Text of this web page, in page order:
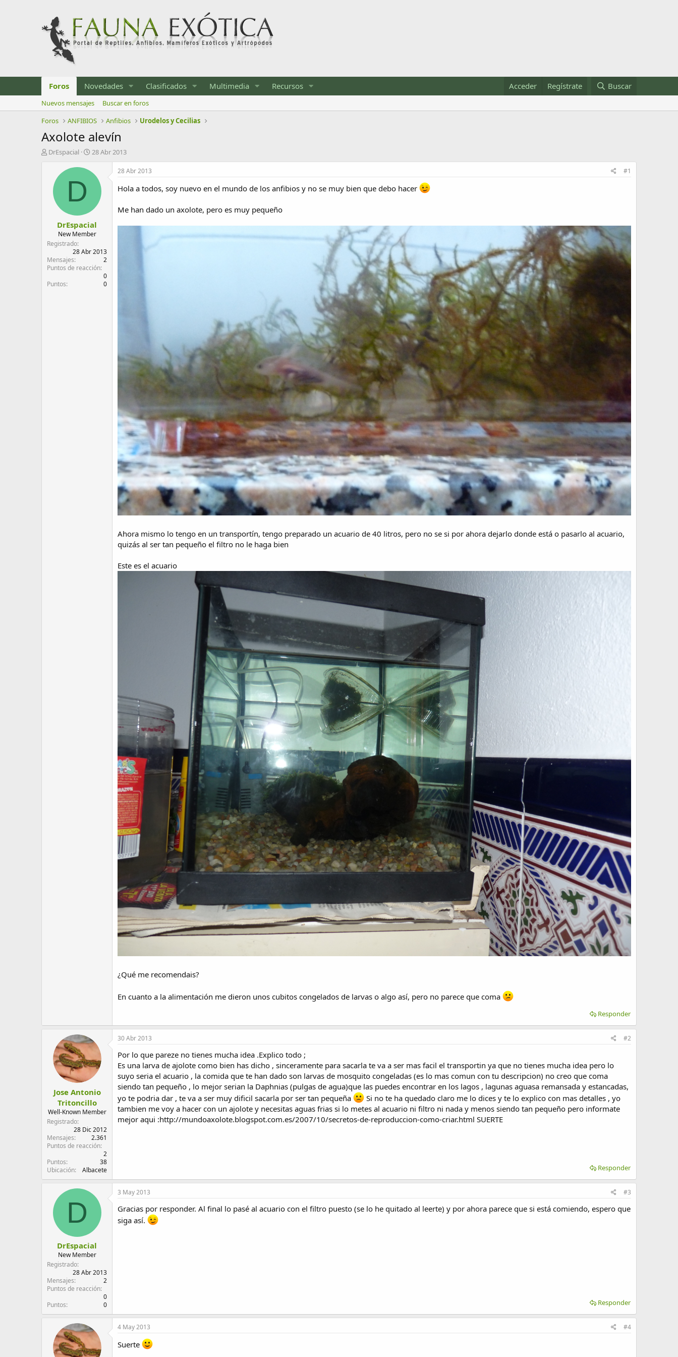
Foros Novedades Clasificados Multimedia Recursos Acceder Regístrate Buscar
Nuevos mensajes
Buscar en foros
Foros
ANFIBIOS Anfibios Urodelos y Cecilias
Axolote alevín
I
e
t
e
a
DrEspacial
F
c
e
n
i
28 Abr 2013
D
DrEspacial
New Member
Registrado
28 Abr 2013
Mensajes
2
Puntos de reacción
0
Puntos
0
28 Abr 2013 #1
Hola a todos, soy nuevo en el mundo de los anfibios y no se muy bien que debo hacer
Me han dado un axolote, pero es muy pequeño
Ahora mismo lo tengo en un transportín, tengo preparado un acuario de 40 litros, pero no se si por ahora dejarlo donde está o pasarlo al acuario,
quizás al ser tan pequeño el filtro no le haga bien
Este es el acuario
¿Qué me recomendais?
En cuanto a la alimentación me dieron unos cubitos congelados de larvas o algo así, pero no parece que coma
Responder
Jose Antonio
Tritoncillo
Well-Known Member
Registrado
28 Dic 2012
Mensajes
2.361
Puntos de reacción
2
Puntos
38
Ubicación
Albacete
30 Abr 2013 #2
Por lo que pareze no tienes mucha idea .Explico todo ;
Es una larva de ajolote como bien has dicho , sinceramente para sacarla te va a ser mas facil el transportin ya que no tienes mucha idea pero lo
suyo seria el acuario , la comida que te han dado son larvas de mosquito congeladas (es lo mas comun con tu descripcion) no creo que coma
siendo tan pequeño , lo mejor serian la Daphnias (pulgas de agua)que las puedes encontrar en los lagos , lagunas aguasa remansada y estancadas,
yo te podria dar , te va a ser muy dificil sacarla por ser tan pequeña
Si no te ha quedado claro me lo dices y te lo explico con mas detalles , yo
tambien me voy a hacer con un ajolote y necesitas aguas frias si lo metes al acuario ni filtro ni nada y menos siendo tan pequeño pero informate
mejor aqui :http://mundoaxolote.blogspot.com.es/2007/10/secretos-de-reproduccion-como-criar.html SUERTE
Responder
D
DrEspacial
New Member
Registrado
28 Abr 2013
Mensajes
2
Puntos de reacción
0
Puntos
0
3 May 2013 #3
Gracias por responder. Al final lo pasé al acuario con el filtro puesto (se lo he quitado al leerte) y por ahora parece que si está comiendo, espero que
siga así.
Responder
4 May 2013 #4
Suerte